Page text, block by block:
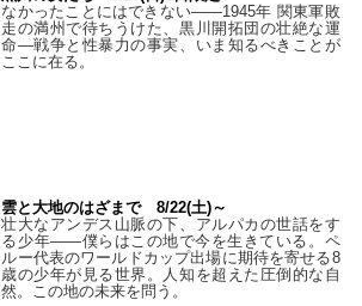
なかったことにはできない——1945年 関東軍敗
走の満州で待ちうけた、黒川開拓団の壮絶な運
命―戦争と性暴力の事実、いま知るべきことが
ここに在る。
雲と大地のはざまで 8/22(土)～
壮大なアンデス山脈の下、アルパカの世話をす
る少年――僕らはこの地で今を生きている。ペ
ルー代表のワールドカップ出場に期待を寄せる8
歳の少年が見る世界。人知を超えた圧倒的な自
然。この地の未来を問う。